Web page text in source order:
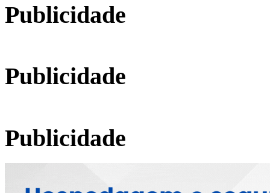
Publicidade
Publicidade
Publicidade